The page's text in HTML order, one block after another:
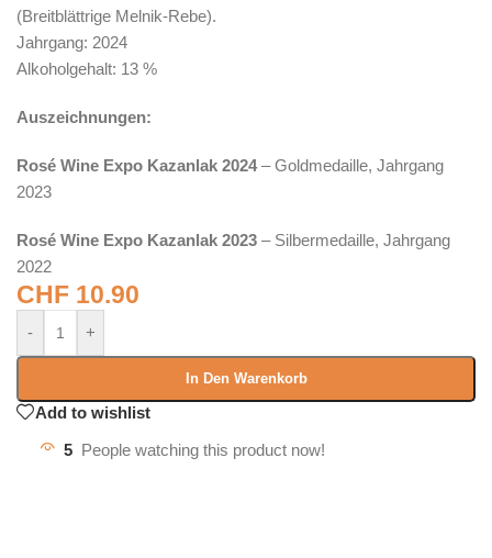
(Breitblättrige Melnik-Rebe).
Jahrgang: 2024
Alkoholgehalt: 13 %
Auszeichnungen:
Rosé Wine Expo Kazanlak 2024– Goldmedaille, Jahrgang
2023
Rosé Wine Expo Kazanlak 2023 – Silbermedaille, Jahrgang
2022
CHF 10.90
- +
In Den Warenkorb
Add to wishlist
5 People watching this product now!